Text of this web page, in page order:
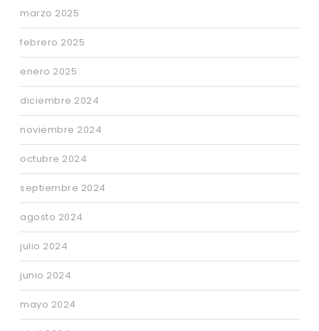
marzo 2025
febrero 2025
enero 2025
diciembre 2024
noviembre 2024
octubre 2024
septiembre 2024
agosto 2024
julio 2024
junio 2024
mayo 2024